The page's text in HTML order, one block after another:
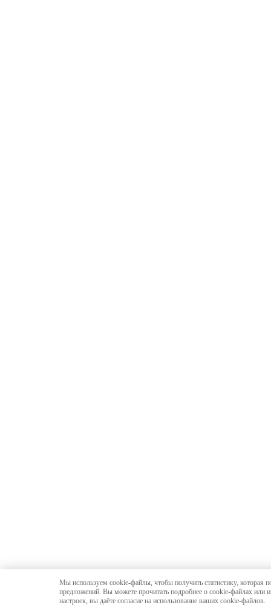
Мы используем cookie-файлы, чтобы получить статистику, которая
предложений. Вы можете прочитать подробнее о cookie-файлах или
настроек, вы даёте согласие на использование ваших cookie-файлов.